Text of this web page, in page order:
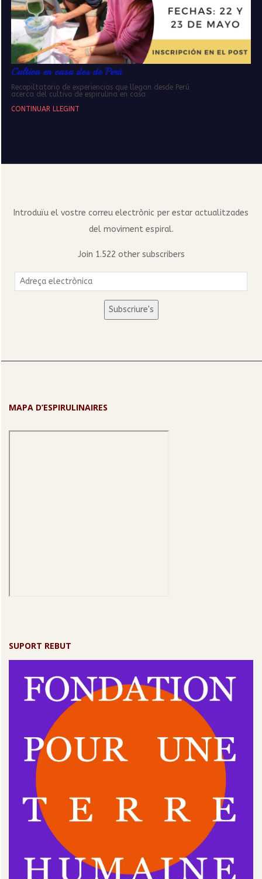
Cultiva en casa des de Perú
Recopiltatorio de experiencias que llegan desde Perú
acerca del cultivo de espirulina en casa
CONTINUAR LLEGINT
Introduïu el vostre correu electrònic per estar actualitzades
del moviment espiral.
Join 1.522 other subscribers
Adreça
electrònica
Subscriure's
MAPA D’ESPIRULINAIRES
SUPORT REBUT